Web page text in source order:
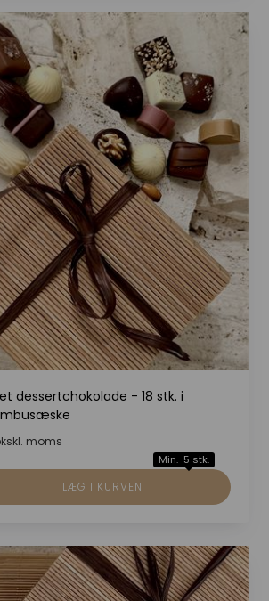
dessertchokolade - 18 stk. i
moms
Min. 5 stk.